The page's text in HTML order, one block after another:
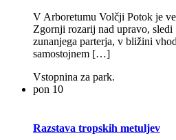
V Arboretumu Volčji Potok je
Zgornji rozarij nad upravo,
zunanjega parterja, v bližini
samostojnem […]
Vstopnina za park.
pon 10
Razstava tropskih metuljev